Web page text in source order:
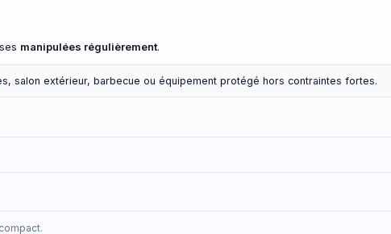
manipulées régulièrement.
salon extérieur, barbecue ou équipement protégé hors contraintes fortes.